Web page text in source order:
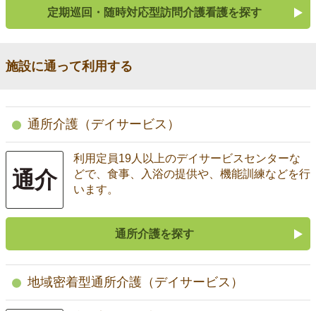
定期巡回・随時対応型訪問介護看護を探す
施設に通って利用する
通所介護（デイサービス）
通介
利用定員19人以上のデイサービスセンターな
どで、食事、入浴の提供や、機能訓練などを行
います。
通所介護を探す
地域密着型通所介護（デイサービス）